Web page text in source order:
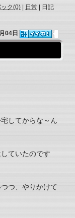
ック(0) 日常 | 日記
04日
してからな～ん
ていたのです
つ、やりかけて